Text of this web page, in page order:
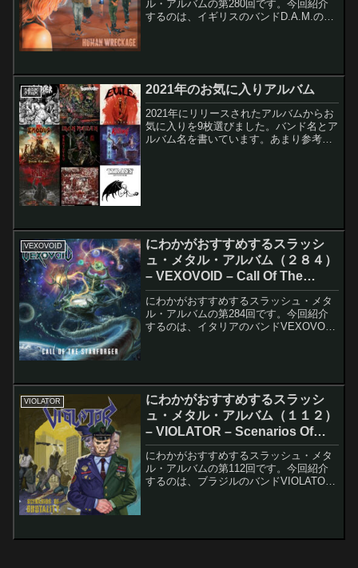
ル・アルバムの第280回です。今回紹介
するのは、イギリスのバンドD.A.M.の
雑談 2021年のお気に入りアルバム
2021年にリリースされたアルバムからお
気に入りを9枚選びました。バンド名とア
ルバム名を書いています。あまり参考に
VEXOVOID
にわかがおすすめするスラッシ
ュ・メタル・アルバム（２８４）
– VEXOVOID – Call Of The
Starforger
にわかがおすすめするスラッシュ・メタ
ル・アルバムの第284回です。今回紹介
するのは、イタリアのバンドVEXOVOID
VIOLATOR
にわかがおすすめするスラッシ
ュ・メタル・アルバム（１１２）
– VIOLATOR – Scenarios Of
Brutality
にわかがおすすめするスラッシュ・メタ
ル・アルバムの第112回です。今回紹介
するのは、ブラジルのバンドVIOLATOR